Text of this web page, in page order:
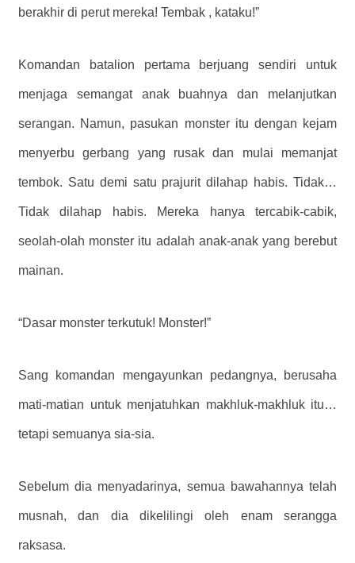
berakhir di perut mereka! Tembak , kataku!”
Komandan batalion pertama berjuang sendiri untuk
menjaga semangat anak buahnya dan melanjutkan
serangan. Namun, pasukan monster itu dengan kejam
menyerbu gerbang yang rusak dan mulai memanjat
tembok. Satu demi satu prajurit dilahap habis. Tidak…
Tidak dilahap habis. Mereka hanya tercabik-cabik,
seolah-olah monster itu adalah anak-anak yang berebut
mainan.
“Dasar monster terkutuk! Monster!”
Sang komandan mengayunkan pedangnya, berusaha
mati-matian untuk menjatuhkan makhluk-makhluk itu…
tetapi semuanya sia-sia.
Sebelum dia menyadarinya, semua bawahannya telah
musnah, dan dia dikelilingi oleh enam serangga
raksasa.